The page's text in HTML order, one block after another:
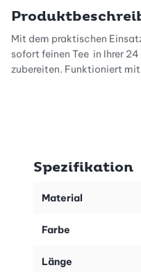
Mit dem praktischen
sofort feinen Tee in Ihrer
zubereiten. Funktioniert
Spezifikation
Material
Farbe
Länge